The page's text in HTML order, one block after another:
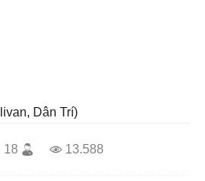
Dân Trí)
18 13.588